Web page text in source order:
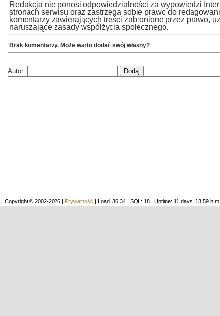
Redakcja nie ponosi odpowiedzialności za wypowiedzi
stronach serwisu oraz zastrzega sobie prawo do
komentarzy zawierających treści zabronione przez prawo,
naruszające zasady współżycia społecznego.
Brak komentarzy. Może warto dodać swój własny?
Autor:
Copyright © 2002-2026 | Prywatność | Load: 36.34 | SQL: 18 | Uptime: 11 days, 13:59